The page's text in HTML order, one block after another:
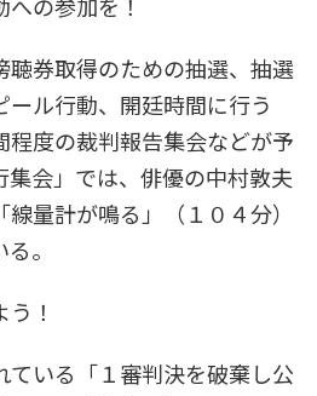
の参加を！
券取得のための抽選、抽選
ル行動、開廷時間に行う
程度の裁判報告集会などが予
集会」では、俳優の中村敦夫
量計が鳴る」（１０４分）
。
！
いる「１審判決を破棄し公